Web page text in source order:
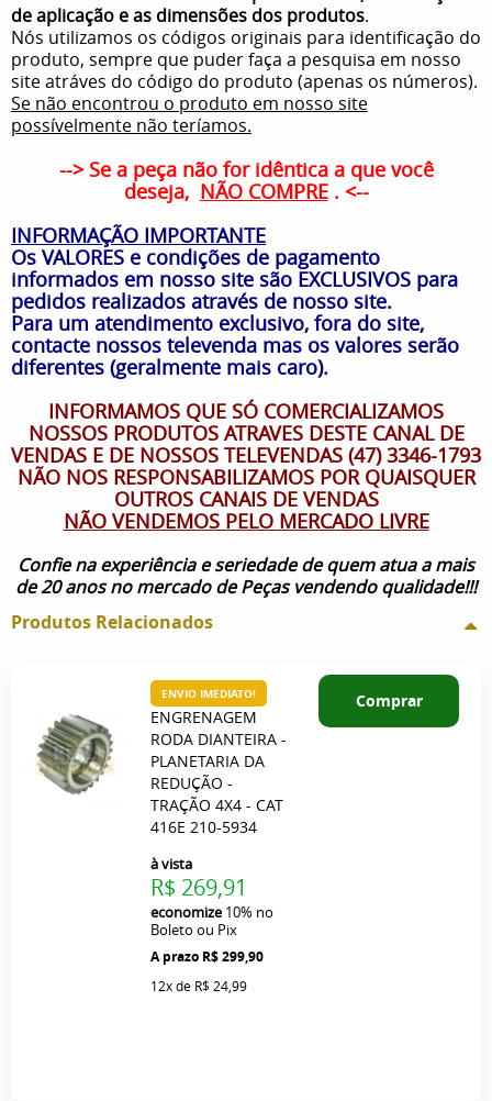
de aplicação e as dimensões dos produtos.
Nós utilizamos os códigos originais para identificação do
produto, sempre que puder faça a pesquisa em nosso
site atráves do código do produto (apenas os números).
Se não encontrou o produto em nosso site
possívelmente não teríamos.
--> Se a peça não for idêntica a que você
deseja, NÃO COMPRE. <--
INFORMAÇÃO IMPORTANTE
Os VALORES e condições de pagamento
informados em nosso site são EXCLUSIVOS para
pedidos realizados através de nosso site.
Para um atendimento exclusivo, fora do site,
contacte nossos televenda mas os valores serão
diferentes (geralmente mais caro).
INFORMAMOS QUE SÓ COMERCIALIZAMOS
NOSSOS PRODUTOS ATRAVES DESTE CANAL DE
VENDAS E DE NOSSOS TELEVENDAS (47) 3346-1793
NÃO NOS RESPONSABILIZAMOS POR QUAISQUER
OUTROS CANAIS DE VENDAS
NÃO VENDEMOS PELO MERCADO LIVRE
Confie na experiência e seriedade de quem atua a mais
de 20 anos no mercado de Peças vendendo qualidade!!!
Produtos Relacionados
ENGRENAGEM
RODA DIANTEIRA -
PLANETARIA DA
REDUÇÃO -
TRAÇÃO 4X4 - CAT
416E 210-5934
R$ 299,90
à vista
R$ 269,91
economize10% no
Boleto ou Pix
12xde R$ 24,99
ENVIO IMEDIATO! Comprar